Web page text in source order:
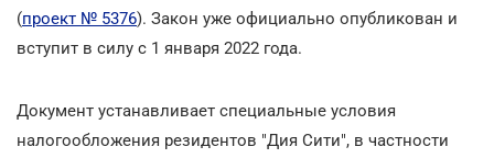
(проект № 5376). Закон уже официально опубликован и
вступит в силу с 1 января 2022 года.
Документ устанавливает специальные условия
налогообложения резидентов "Дия Сити", в частности